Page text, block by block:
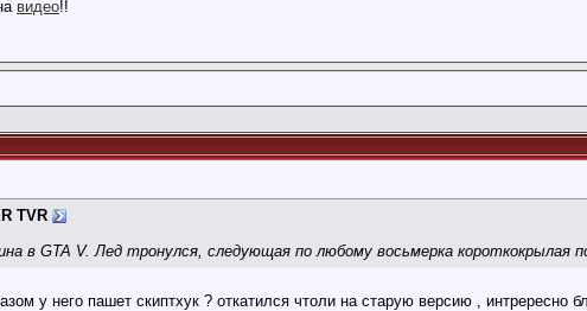
видео!!
TVR
в GTA V. Лед тронулся, следующая по любому восьмерка короткокрылая
у него пашет скиптхук ? откатился чтоли на старую версию , интрересно